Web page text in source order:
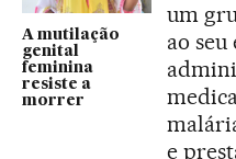
A mutilação
genital
feminina
resiste a
morrer
um
ao
e